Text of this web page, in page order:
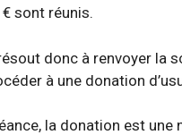
sont réunis.
donc à renvoyer la
à une donation
la donation est